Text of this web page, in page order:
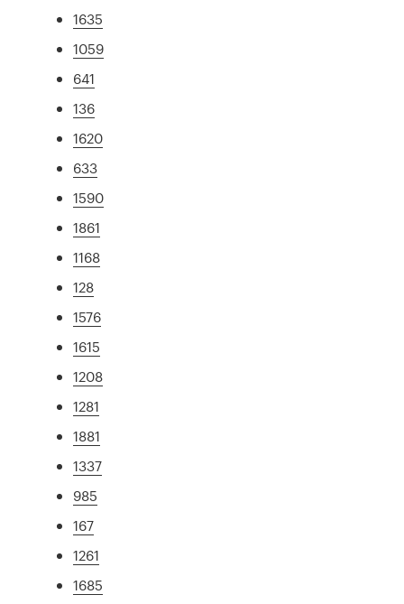
1635
1059
641
136
1620
633
1590
1861
1168
128
1576
1615
1208
1281
1881
1337
985
167
1261
1685